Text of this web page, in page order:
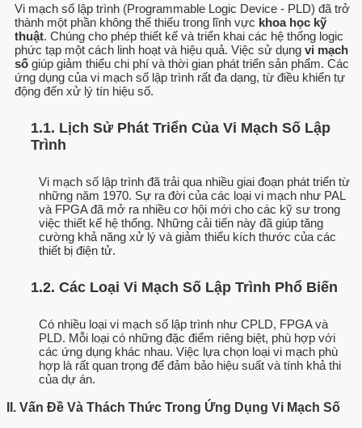
Vi mạch số lập trình (Programmable Logic Device - PLD) đã trở
thành một phần không thể thiếu trong lĩnh vực khoa học kỹ
thuật. Chúng cho phép thiết kế và triển khai các hệ thống logic
phức tạp một cách linh hoạt và hiệu quả. Việc sử dụng vi mạch
số giúp giảm thiểu chi phí và thời gian phát triển sản phẩm. Các
ứng dụng của vi mạch số lập trình rất đa dạng, từ điều khiển tự
động đến xử lý tín hiệu số.
1.1. Lịch Sử Phát Triển Của Vi Mạch Số Lập
Trình
Vi mạch số lập trình đã trải qua nhiều giai đoạn phát triển từ
những năm 1970. Sự ra đời của các loại vi mạch như PAL
và FPGA đã mở ra nhiều cơ hội mới cho các kỹ sư trong
việc thiết kế hệ thống. Những cải tiến này đã giúp tăng
cường khả năng xử lý và giảm thiểu kích thước của các
thiết bị điện tử.
1.2. Các Loại Vi Mạch Số Lập Trình Phổ Biến
Có nhiều loại vi mạch số lập trình như CPLD, FPGA và
PLD. Mỗi loại có những đặc điểm riêng biệt, phù hợp với
các ứng dụng khác nhau. Việc lựa chọn loại vi mạch phù
hợp là rất quan trọng để đảm bảo hiệu suất và tính khả thi
của dự án.
II. Vấn Đề Và Thách Thức Trong Ứng Dụng Vi Mạch Số